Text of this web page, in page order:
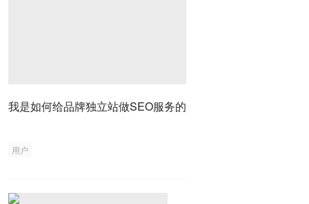
我是如何给品牌独立站做SEO服务的
用户